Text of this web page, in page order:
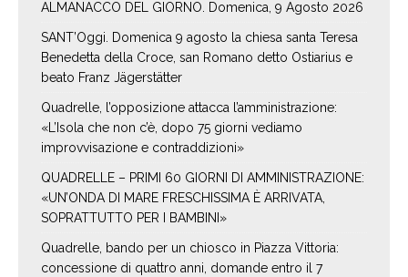
ALMANACCO DEL GIORNO. Domenica, 9 Agosto 2026
SANT’Oggi. Domenica 9 agosto la chiesa santa Teresa
Benedetta della Croce, san Romano detto Ostiarius e
beato Franz Jägerstätter
Quadrelle, l’opposizione attacca l’amministrazione:
«L’Isola che non c’è, dopo 75 giorni vediamo
improvvisazione e contraddizioni»
QUADRELLE – PRIMI 60 GIORNI DI AMMINISTRAZIONE:
«UN’ONDA DI MARE FRESCHISSIMA È ARRIVATA,
SOPRATTUTTO PER I BAMBINI»
Quadrelle, bando per un chiosco in Piazza Vittoria:
concessione di quattro anni, domande entro il 7